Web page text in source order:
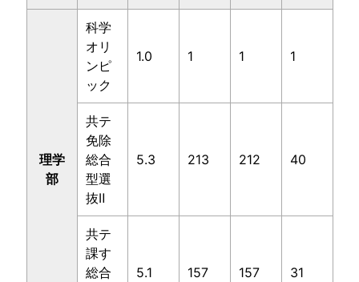
理学
部
科学
オリ
ンピ
ック
1.0 1 1 1
共テ
免除
総合
型選
抜Ⅱ
5.3 213 212 40
共テ
課す
総合
5.1 157 157 31